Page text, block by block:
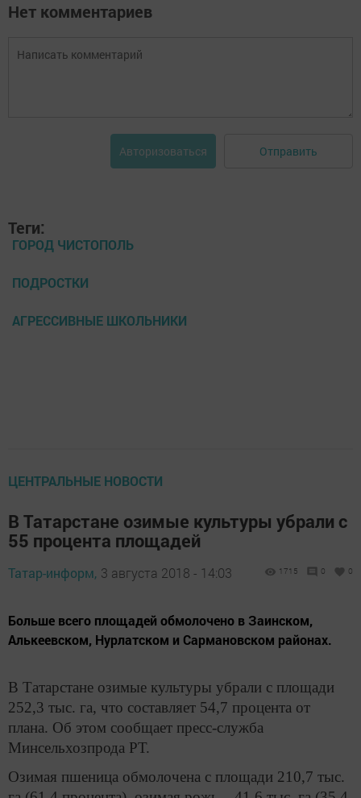
Нет комментариев
Авторизоваться Отправить
Теги:
ГОРОД ЧИСТОПОЛЬ
ПОДРОСТКИ
АГРЕССИВНЫЕ ШКОЛЬНИКИ
ЦЕНТРАЛЬНЫЕ НОВОСТИ
В Татарстане озимые культуры убрали с
55 процента площадей
Татар-информ, 3 августа 2018 - 14:03 1715 0 0
Больше всего площадей обмолочено в Заинском,
Алькеевском, Нурлатском и Сармановском районах.
В Татарстане озимые культуры убрали с площади
252,3 тыс. га, что составляет 54,7 процента от
плана. Об этом сообщает пресс-служба
Минсельхозпрода РТ.
Озимая пшеница обмолочена с площади 210,7 тыс.